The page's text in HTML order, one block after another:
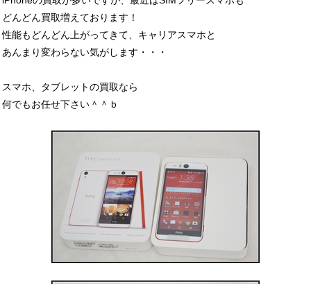
どんどん買取増えております！
性能もどんどん上がってきて、キャリアスマホと
あんまり変わらない気がします・・・
スマホ、タブレットの買取なら
何でもお任せ下さい＾＾ｂ